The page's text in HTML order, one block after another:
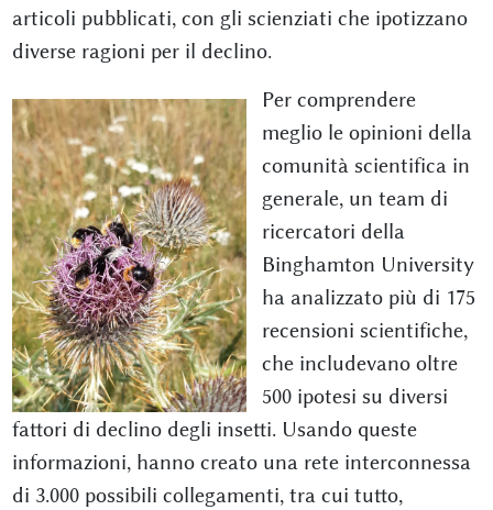
articoli pubblicati, con gli scienziati che ipotizzano
diverse ragioni per il declino.
Per comprendere
meglio le opinioni della
comunità scientifica in
generale, un team di
ricercatori della
Binghamton University
ha analizzato più di 175
recensioni scientifiche,
che includevano oltre
500 ipotesi su diversi
fattori di declino degli insetti. Usando queste
informazioni, hanno creato una rete interconnessa
di 3.000 possibili collegamenti, tra cui tutto,